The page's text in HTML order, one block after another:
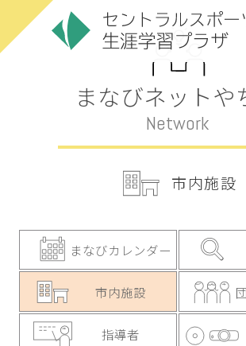
まなびネットや
Network
市内施設
まなびカレンダー
市内施設
指導者